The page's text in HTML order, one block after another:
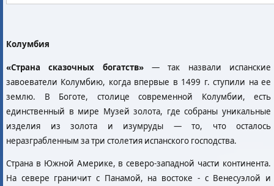
Колумбия
«Страна сказочных богатств» — так назвали испанские
завоеватели Колумбию, когда впервые в 1499 г. ступили на ее
землю. В Боготе, столице современной Колумбии, есть
единственный в мире Музей золота, где собраны уникальные
изделия из золота и изумруды — то, что осталось
неразграбленным за три столетия испанского господства.
Страна в Южной Америке, в северо-западной части континента.
На севере граничит с Панамой, на востоке - с Венесуэлой и